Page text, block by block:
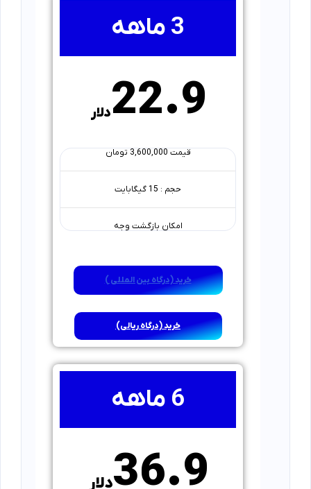
3 ماهه
دلار22.9
قیمت 3,600,000 تومان
حجم : 15 گیگابایت
امکان بازگشت وجه
خرید (درگاه بین المللی )
خرید (درگاه ریالی)
6 ماهه
دلار36.9